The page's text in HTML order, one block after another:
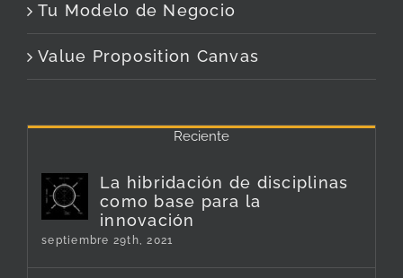
Tu Modelo de Negocio
Value Proposition Canvas
Reciente
La hibridación de disciplinas
como base para la
innovación
septiembre 29th, 2021